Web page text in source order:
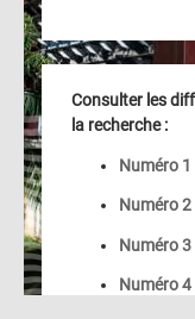
Consulter les
la recherche :
Numéro 1
Numéro 2
Numéro 3
Numéro 4